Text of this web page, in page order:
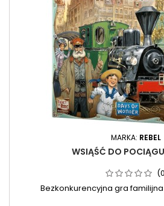
MARKA: REBEL
WSIĄŚĆ DO
Bezkonkurencyjna gra